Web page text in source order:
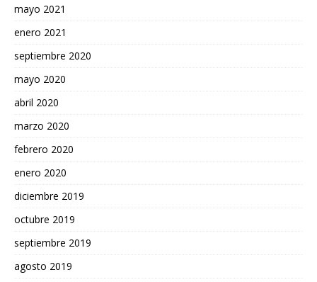
mayo 2021
enero 2021
septiembre 2020
mayo 2020
abril 2020
marzo 2020
febrero 2020
enero 2020
diciembre 2019
octubre 2019
septiembre 2019
agosto 2019